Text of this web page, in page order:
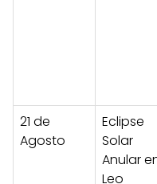
21 de
Agosto
Eclipse
Solar
Anular
Leo